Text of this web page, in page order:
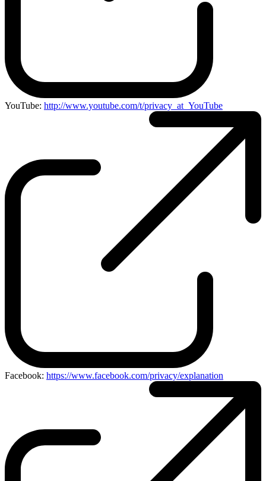
YouTube: http://www.youtube.com/t/privacy_at_YouTube
Facebook: https://www.facebook.com/privacy/explanation